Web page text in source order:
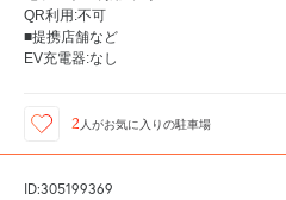
QR利用:不可
■提携店舗など
EV充電器:なし
2 人がお気に入りの駐車場
ID:305199369